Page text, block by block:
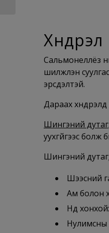
Хүндрэл
Сальмонеллёз
шилжүүлэн
эрсдэлтэй.
Дараах хүндрэлүүд
Шингэний
уухгүйгээс
Шингэний
Шээсний
Ам болон
Нүд
Нулимсны